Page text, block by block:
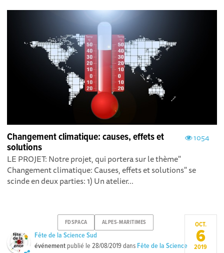
1054
Changement climatique: causes, effets et
solutions
LE PROJET: Notre projet, qui portera sur le thème"
Changement climatique: Causes, effets et solutions" se
scinde en deux parties: 1) Un atelier...
FDSPACA ALPES-MARITIMES
Fête de la Science Sud
événement publié le28/08/2019dans Fête de la Science
OCT.
6
2019